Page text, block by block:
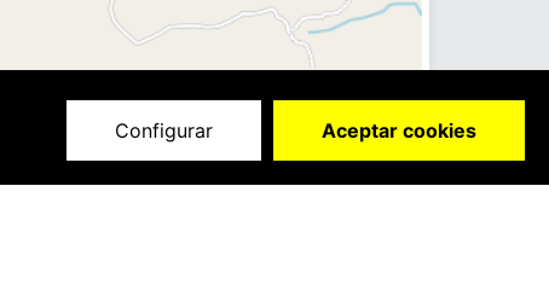
Configurar Aceptar cookies